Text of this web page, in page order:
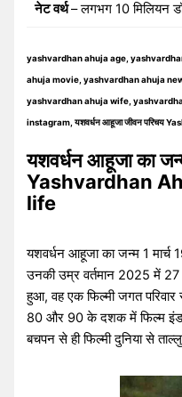
नेट वर्थ– लगभग 10 मिलियन
yashvardhan ahuja age,
ahuja movie, yashvardhan ahuja
yashvardhan ahuja wife,
instagram, यशवर्धन आहूजा जीवन परिचय
यशवर्धन आहूजा का
Yashvardhan
life
यशवर्धन आहूजा का जन्म 1 मार्च
उनकी उम्र वर्तमान 2025 में 27
हुआ, वह एक फिल्मी जगत
80 और 90 के दशक में फिल्म
बचपन से ही फिल्मी दुनिया से